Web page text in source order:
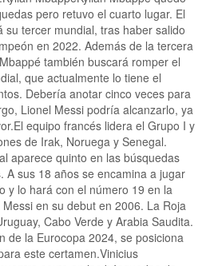
pero retuvo el cuarto lugar. El
su tercer mundial, tras haber salido
en 2022. Además de la tercera
también buscará romper el
que actualmente lo tiene el
Debería anotar cinco veces para
Lionel Messi podría alcanzarlo, ya
equipo francés lidera el Grupo I y
de Irak, Noruega y Senegal.
aparece quinto en las búsquedas
A sus 18 años se encamina a jugar
y lo hará con el número 19 en la
en su debut en 2006. La Roja
Cabo Verde y Arabia Saudita.
de la Eurocopa 2024, se posiciona
este certamen.Vinicius